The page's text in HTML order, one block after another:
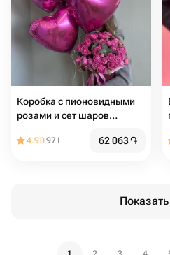
Коробка с пионовидными
розами и сет шаров
4.90971 62 063֏